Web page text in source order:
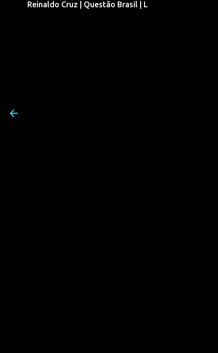
Reinaldo Cruz | Questão Brasil | L